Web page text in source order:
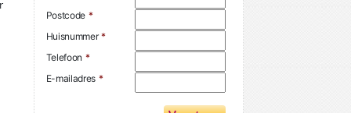
Postcode *
Huisnummer *
Telefoon *
E-mailadres *